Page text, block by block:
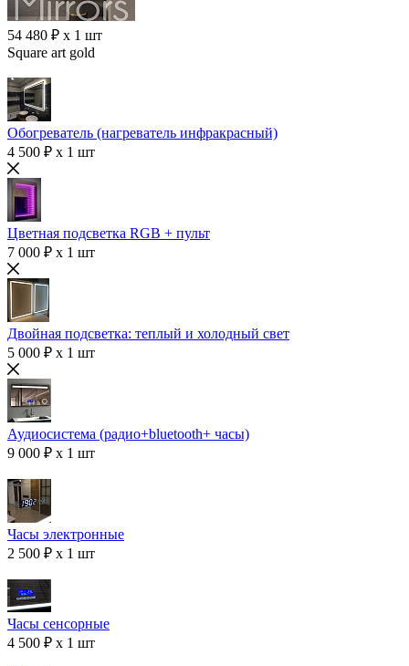
54 480 ₽ x 1 шт
Square art gold
Обогреватель (нагреватель инфракрасный)
4 500 ₽ x 1 шт
Цветная подсветка RGB + пульт
7 000 ₽ x 1 шт
Двойная подсветка: теплый и холодный свет
5 000 ₽ x 1 шт
Аудиосистема (радио+bluetooth+ часы)
9 000 ₽ x 1 шт
Часы электронные
2 500 ₽ x 1 шт
Часы сенсорные
4 500 ₽ x 1 шт